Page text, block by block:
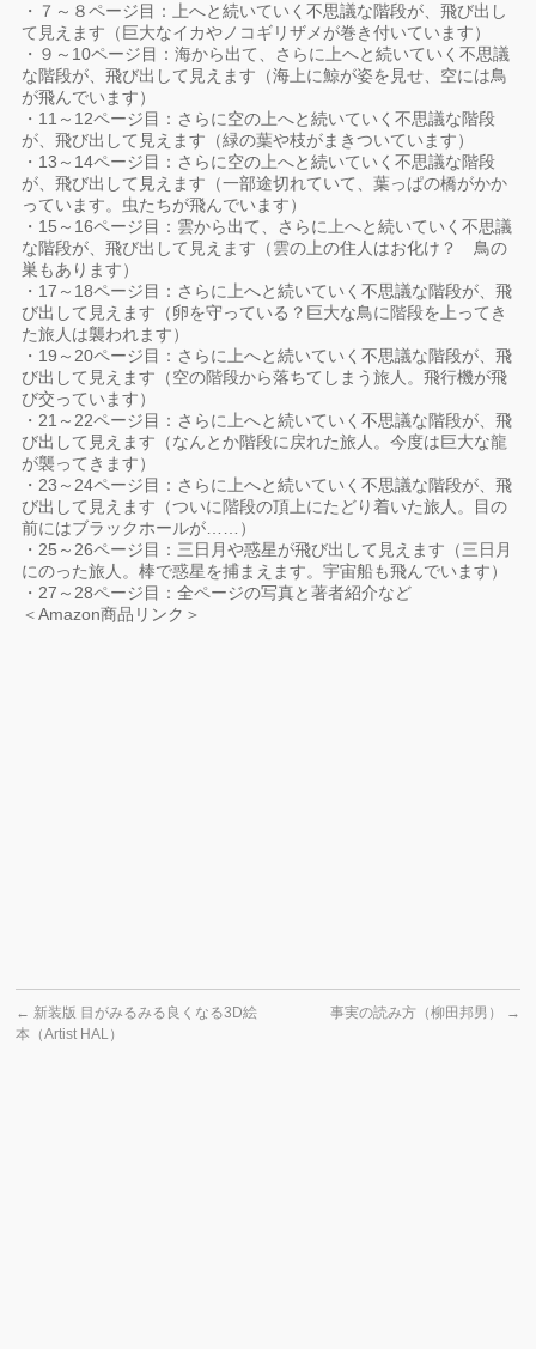
・７～８ページ目：上へと続いていく不思議な階段が、飛び出し
て見えます（巨大なイカやノコギリザメが巻き付いています）
・９～10ページ目：海から出て、さらに上へと続いていく不思議
な階段が、飛び出して見えます（海上に鯨が姿を見せ、空には鳥
が飛んでいます）
・11～12ページ目：さらに空の上へと続いていく不思議な階段
が、飛び出して見えます（緑の葉や枝がまきついています）
・13～14ページ目：さらに空の上へと続いていく不思議な階段
が、飛び出して見えます（一部途切れていて、葉っぱの橋がかか
っています。虫たちが飛んでいます）
・15～16ページ目：雲から出て、さらに上へと続いていく不思議
な階段が、飛び出して見えます（雲の上の住人はお化け？ 鳥の
巣もあります）
・17～18ページ目：さらに上へと続いていく不思議な階段が、飛
び出して見えます（卵を守っている？巨大な鳥に階段を上ってき
た旅人は襲われます）
・19～20ページ目：さらに上へと続いていく不思議な階段が、飛
び出して見えます（空の階段から落ちてしまう旅人。飛行機が飛
び交っています）
・21～22ページ目：さらに上へと続いていく不思議な階段が、飛
び出して見えます（なんとか階段に戻れた旅人。今度は巨大な龍
が襲ってきます）
・23～24ページ目：さらに上へと続いていく不思議な階段が、飛
び出して見えます（ついに階段の頂上にたどり着いた旅人。目の
前にはブラックホールが……）
・25～26ページ目：三日月や惑星が飛び出して見えます（三日月
にのった旅人。棒で惑星を捕まえます。宇宙船も飛んでいます）
・27～28ページ目：全ページの写真と著者紹介など
＜Amazon商品リンク＞
← 新装版 目がみるみる良くなる3D絵
本（Artist HAL）
事実の読み方（柳田邦男） →